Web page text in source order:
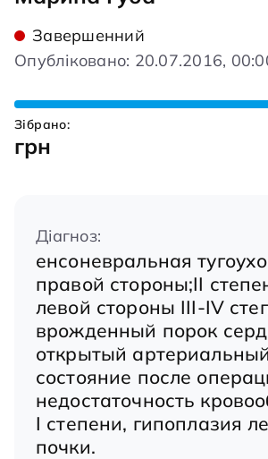
Завершенний
Опубліковано: 20.07.2016,
Зібрано:
грн
Діагноз:
енсоневральная
правой стороны;II
левой стороны III-IV
врожденный порок
открытый
состояние после
недостаточность
І степени, гипоплазия
почки.